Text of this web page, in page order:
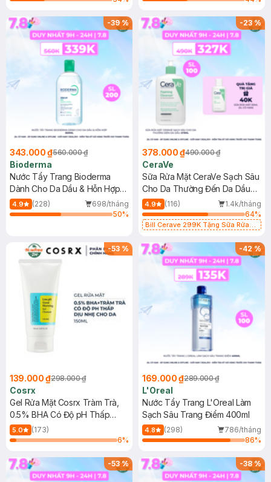
-39%
343.000 ₫560.000 ₫
Bioderma
Nước Tẩy Trang Bioderma
Dành Cho Da Dầu & Hỗn Hợp
500ml
4.9 (228)
698/tháng
50%
-23%
378.000 ₫490.000 ₫
CeraVe
Sữa Rửa Mặt CeraVe Sạch Sâu
Cho Da Thường Đến Da Dầu
473ml
4.9 (116)
1.4k/tháng
64%
Bill Cerave 299K Tặng Sữa Rửa
-53 %
139.000 ₫298.000 ₫
Cosrx
Gel Rửa Mặt Cosrx Tràm Trà,
0.5% BHA Có Độ pH Thấp
150ml
5.0
(173)
6%
-42%
169.000 ₫289.000 ₫
L'Oreal
Nước Tẩy Trang L'Oreal Làm
Sạch Sâu Trang Điểm 400ml
4.8 (298)
786/tháng
86%
-53% -38%